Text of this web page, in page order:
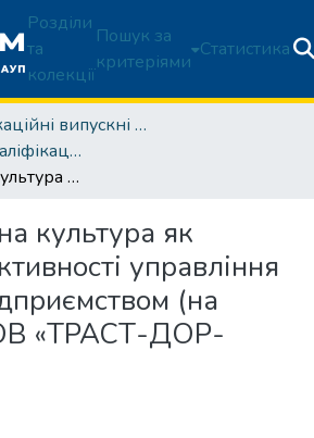
Розділи
та
колекції
Пошук за
критеріями
Статистика
Кваліфікаційні випускні роботи здобувачів вищої освіти
Бакалаврські кваліфікаційні роботи
Корпоративна культура як чинник ефективності управління сучасним підприємством (на прикладі ТОВ «ТРАСТ-ДОР-СЕРВІС»)
культура як
управління
(на
«ТРАСТ-ДОР-